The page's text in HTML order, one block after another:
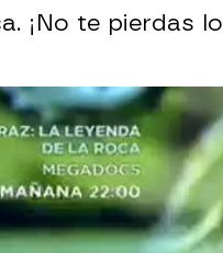
¡No te pierdas lo